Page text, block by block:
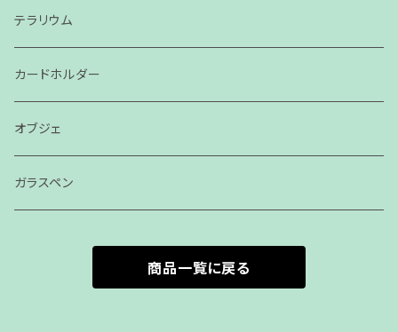
テラリウム
カードホルダー
オブジェ
ガラスペン
商品一覧に戻る